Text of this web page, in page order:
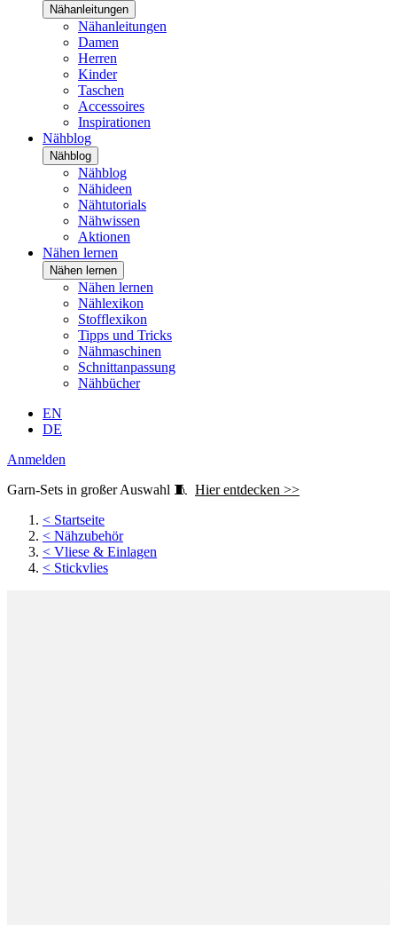
Nähanleitungen
Nähanleitungen
Damen
Herren
Kinder
Taschen
Accessoires
Inspirationen
Nähblog
Nähblog
Nähblog
Nähideen
Nähtutorials
Nähwissen
Aktionen
Nähen lernen
Nähen lernen
Nähen lernen
Nählexikon
Stofflexikon
Tipps und Tricks
Nähmaschinen
Schnittanpassung
Nähbücher
EN
DE
Anmelden
Garn-Sets in großer Auswahl 🧵 Hier entdecken >>
< Startseite
< Nähzubehör
< Vliese & Einlagen
< Stickvlies